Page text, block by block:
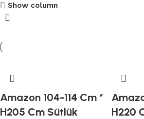
Show column
Amazon 104-114 Cm *
H205 Cm Sütlük
H220